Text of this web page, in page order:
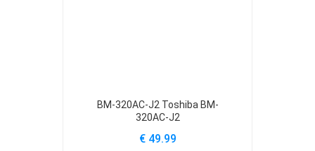
BM-320AC-J2 Toshiba BM-
320AC-J2
€ 49.99